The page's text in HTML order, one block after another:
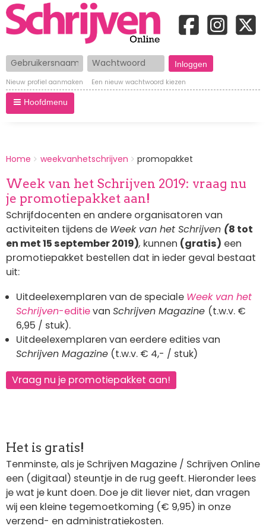
Gebruikersnaam Wachtwoord
Nieuw profiel aanmaken Een nieuw wachtwoord kiezen
Hoofdmenu
BREADCRUMBS
You
here:
Home weekvanhetschrijven promopakket
Week van het Schrijven 2019: vraag nu
je promotiepakket aan!
Schrijfdocenten en andere organisatoren van
activiteiten tijdens de Week van het Schrijven (8 tot
en met 15 september 2019), kunnen (gratis) een
promotiepakket bestellen dat in ieder geval bestaat
uit:
Uitdeelexemplaren van de speciale Week van het
Schrijven-editievan Schrijven Magazine (t.w.v. €
6,95 / stuk).
Uitdeelexemplaren van eerdere edities van
Schrijven Magazine(t.w.v. € 4,- / stuk)
Vraag nu je promotiepakket aan!
Het is gratis!
Tenminste, als je Schrijven Magazine / Schrijven Online
een (digitaal) steuntje in de rug geeft. Hieronder lees
je wat je kunt doen. Doe je dit liever niet, dan vragen
wij een kleine tegemoetkoming (€ 9,95) in onze
verzend- en administratiekosten.